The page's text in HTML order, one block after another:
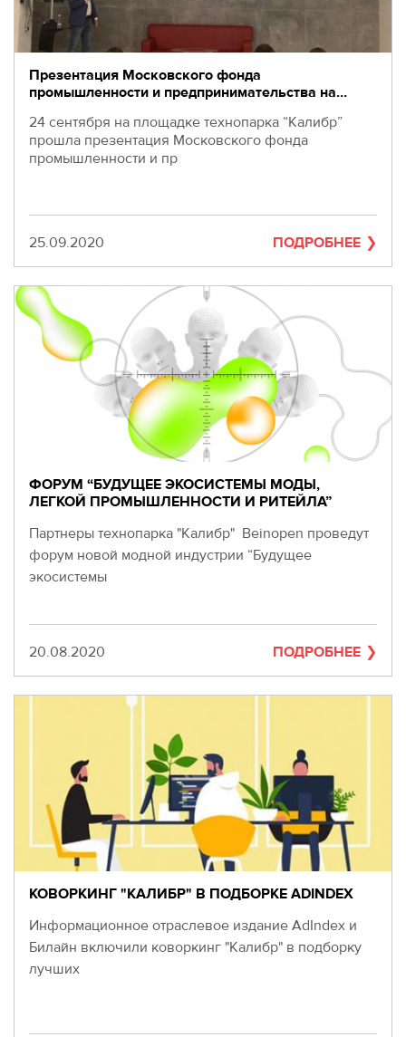
Презентация Московского фонда
промышленности и предпринимательства на…
24 сентября на площадке технопарка “Калибр”
прошла презентация Московского фонда
промышленности и пр
Дата
25.09.2020 ПОДРОБНЕЕ
ФОРУМ “БУДУЩЕЕ ЭКОСИСТЕМЫ МОДЫ,
ЛЕГКОЙ ПРОМЫШЛЕННОСТИ И РИТЕЙЛА”
Партнеры технопарка "Калибр" Beinopen проведут
форум новой модной индустрии “Будущее
экосистемы
Дата
20.08.2020 ПОДРОБНЕЕ
КОВОРКИНГ "КАЛИБР" В ПОДБОРКЕ ADINDEX
Информационное отраслевое издание AdIndex и
Билайн включили коворкинг "Калибр" в подборку
лучших